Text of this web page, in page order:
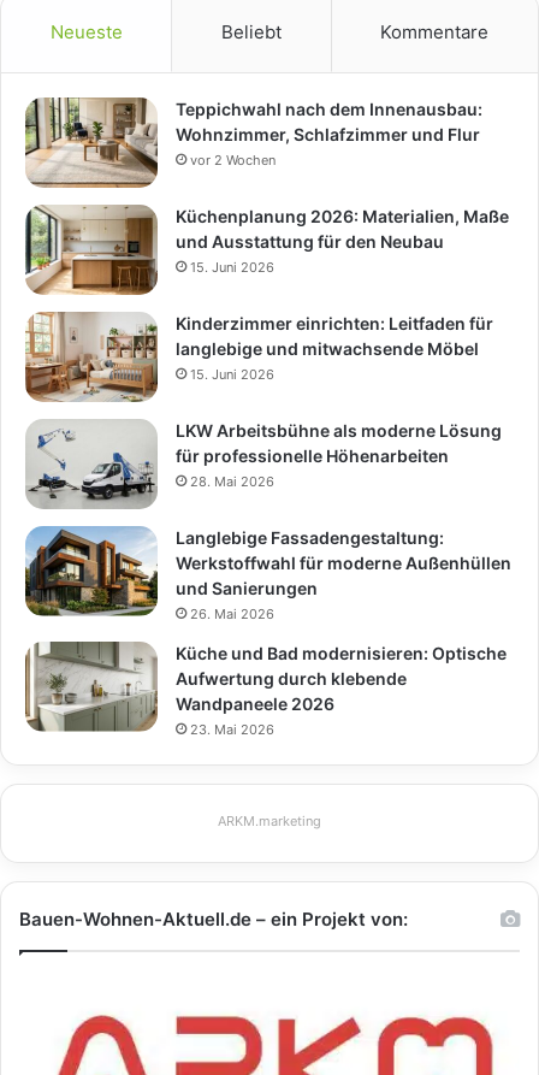
Neueste Beliebt Kommentare
Teppichwahl nach dem Innenausbau:
Wohnzimmer, Schlafzimmer und Flur
vor 2 Wochen
Küchenplanung 2026: Materialien, Maße
und Ausstattung für den Neubau
15. Juni 2026
Kinderzimmer einrichten: Leitfaden für
langlebige und mitwachsende Möbel
15. Juni 2026
LKW Arbeitsbühne als moderne Lösung
für professionelle Höhenarbeiten
28. Mai 2026
Langlebige Fassadengestaltung:
Werkstoffwahl für moderne Außenhüllen
und Sanierungen
26. Mai 2026
Küche und Bad modernisieren: Optische
Aufwertung durch klebende
Wandpaneele 2026
23. Mai 2026
ARKM.marketing
Bauen-Wohnen-Aktuell.de – ein Projekt von: